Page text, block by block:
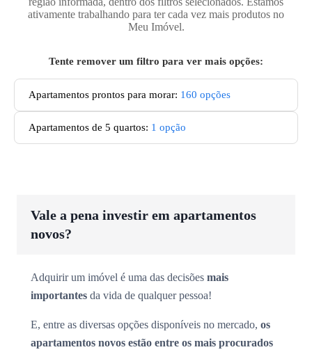
ativamente trabalhando para ter cada vez mais produtos no
Meu Imóvel.
Tente remover um filtro para ver mais opções:
Apartamentos prontos para morar: 160 opções
Apartamentos de 5 quartos: 1 opção
Vale a pena investir em apartamentos
novos?
Adquirir um imóvel é uma das decisões mais
importantes da vida de qualquer pessoa!
E, entre as diversas opções disponíveis no mercado, os
apartamentos novos estão entre os mais procurados